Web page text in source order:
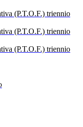
(P.T.O.F.) triennio
(P.T.O.F.) triennio
(P.T.O.F.) triennio